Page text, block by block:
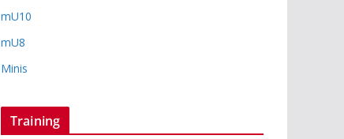
mU10
mU8
Minis
Training